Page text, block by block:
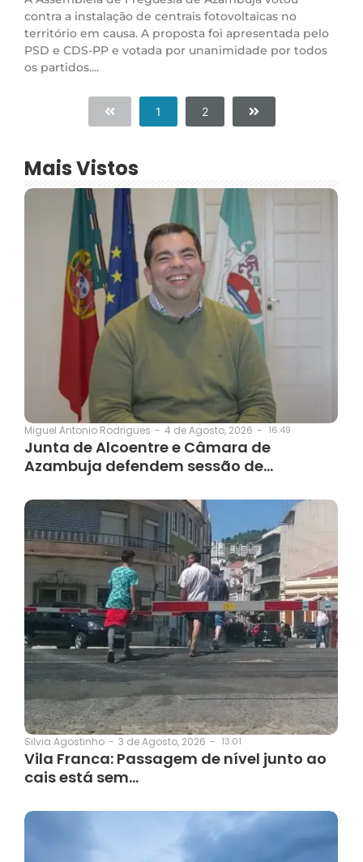
contra a instalação de centrais fotovoltaicas no
território em causa. A proposta foi apresentada pelo
PSD e CDS-PP e votada por unanimidade por todos
os partidos....
1 2
Mais Vistos
Miguel Antonio Rodrigues - 4 de Agosto, 2026 - 16:49
Junta de Alcoentre e Câmara de
Azambuja defendem sessão de…
Silvia Agostinho - 3 de Agosto, 2026 - 13:01
Vila Franca: Passagem de nível junto ao
cais está sem…